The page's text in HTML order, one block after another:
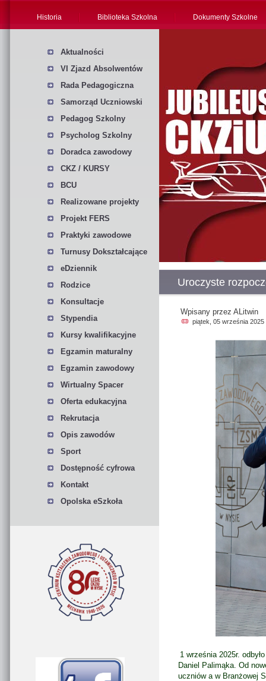
Historia Biblioteka Szkolna Dokumenty Szkolne
Aktualności
VI Zjazd Absolwentów
Rada Pedagogiczna
Samorząd Uczniowski
Pedagog Szkolny
Psycholog Szkolny
Doradca zawodowy
CKZ / KURSY
BCU
Realizowane projekty
Projekt FERS
Praktyki zawodowe
Turnusy Dokształcające
eDziennik
Rodzice
Konsultacje
Stypendia
Kursy kwalifikacyjne
Egzamin maturalny
Egzamin zawodowy
Wirtualny Spacer
Oferta edukacyjna
Rekrutacja
Opis zawodów
Sport
Dostępność cyfrowa
Kontakt
Opolska eSzkoła
Uroczyste
Wpisany przez ALitwin
piątek, 05 września 2025
1 września 2025r.
Daniel Palimąka. Od
uczniów a w Branżowej